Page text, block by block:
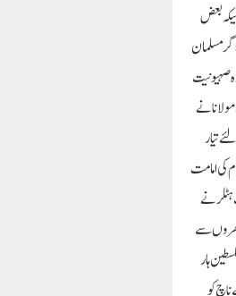
بعض
مسلمان
صہیونیت
نے
تیار
کی امامت
ہٹلر نے
گھروں سے
ہار
کو